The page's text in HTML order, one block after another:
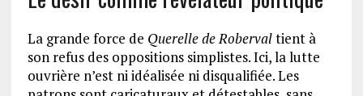
La grande force de Querelle de Robervaltient à
son refus des oppositions simplistes. Ici, la lutte
ouvrière n’est ni idéalisée ni disqualifiée. Les